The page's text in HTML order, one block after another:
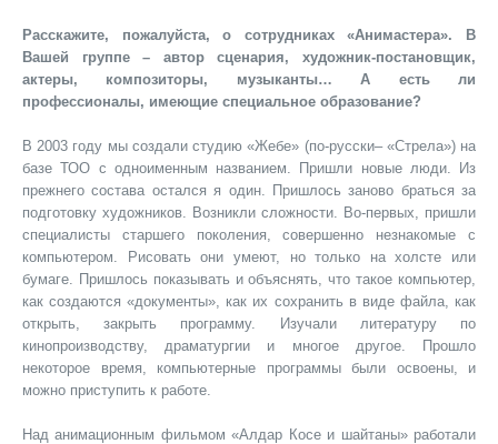
Расскажите, пожалуйста, о сотрудниках «Анимастера». В
Вашей группе – автор сценария, художник-постановщик,
актеры, композиторы, музыканты… А есть ли
профессионалы, имеющие специальное образование?
В 2003 году мы создали студию «Жебе» (по-русски– «Стрела») на
базе ТОО с одноименным названием. Пришли новые люди. Из
прежнего состава остался я один. Пришлось заново браться за
подготовку художников. Возникли сложности. Во-первых, пришли
специалисты старшего поколения, совершенно незнакомые с
компьютером. Рисовать они умеют, но только на холсте или
бумаге. Пришлось показывать и объяснять, что такое компьютер,
как создаются «документы», как их сохранить в виде файла, как
открыть, закрыть программу. Изучали литературу по
кинопроизводству, драматургии и многое другое. Прошло
некоторое время, компьютерные программы были освоены, и
можно приступить к работе.
Над анимационным фильмом «Алдар Косе и шайтаны» работали